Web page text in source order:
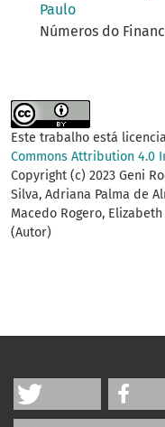
Paulo
Números do
Este trabalho está
Commons Attribution 4.0
Copyright (c) 2023 Geni
Silva, Adriana Palma de
Macedo Rogero,
(Autor)